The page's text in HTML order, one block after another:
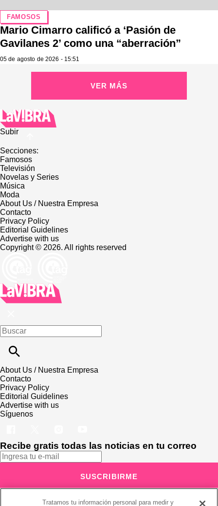
FAMOSOS
Mario Cimarro calificó a ‘Pasión de
Gavilanes 2’ como una “aberración”
05 de agosto de 2026 - 15:51
VER MÁS
Subir
Secciones:
Famosos
Televisión
Novelas y Series
Música
Moda
About Us / Nuestra Empresa
Contacto
Privacy Policy
Editorial Guidelines
Advertise with us
Copyright © 2026. All rights reserved
About Us / Nuestra Empresa
Contacto
Privacy Policy
Editorial Guidelines
Advertise with us
Síguenos
Recibe gratis todas las noticias en tu correo
SUSCRIBIRME
y Se aplican lasCondiciones de servicio
Tratamos tu información personal para medir y